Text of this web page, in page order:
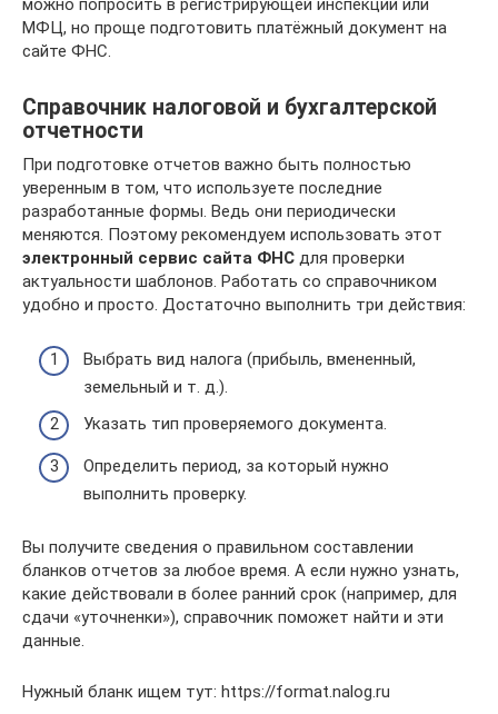
можно попросить в регистрирующей инспекции или
МФЦ, но проще подготовить платёжный документ на
сайте ФНС.
Справочник налоговой и бухгалтерской
отчетности
При подготовке отчетов важно быть полностью
уверенным в том, что используете последние
разработанные формы. Ведь они периодически
меняются. Поэтому рекомендуем использовать этот
электронный сервис сайта ФНС для проверки
актуальности шаблонов. Работать со справочником
удобно и просто. Достаточно выполнить три действия:
Выбрать вид налога (прибыль, вмененный,
земельный и т. д.).
Указать тип проверяемого документа.
Определить период, за который нужно
выполнить проверку.
Вы получите сведения о правильном составлении
бланков отчетов за любое время. А если нужно узнать,
какие действовали в более ранний срок (например, для
сдачи «уточненки»), справочник поможет найти и эти
данные.
Нужный бланк ищем тут: https://format.nalog.ru